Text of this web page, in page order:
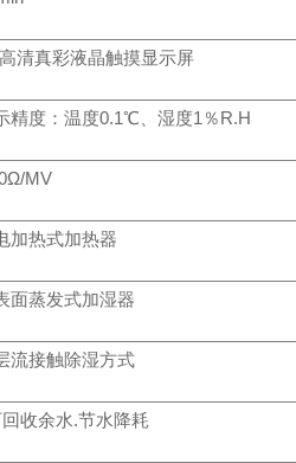
清真彩液晶触摸显示屏
精度：温度0.1℃、湿度1％R.H
MV
加热式加热器
面蒸发式加湿器
流接触除湿方式
收余水.节水降耗